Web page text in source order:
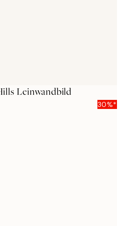
Leinwandbild
30%*